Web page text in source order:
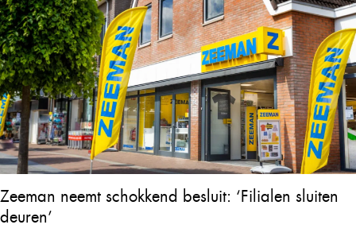
Zeeman neemt schokkend besluit: ‘Filialen sluiten
deuren’